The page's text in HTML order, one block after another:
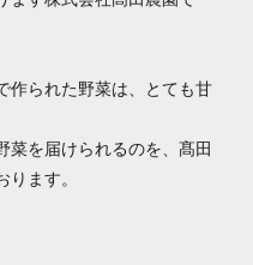
作られた野菜は、とても甘
菜を届けられるのを、髙田
ます。